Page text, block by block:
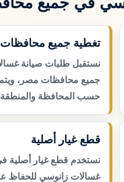
تغطية جميع
نستقبل طلبات صيانة
جميع محافظات مصر، ويتم
حسب المحافظة والمنطقة
قطع غيار أصلية
نستخدم قطع غيار أصلية
غسالات زانوسي للحفاظ